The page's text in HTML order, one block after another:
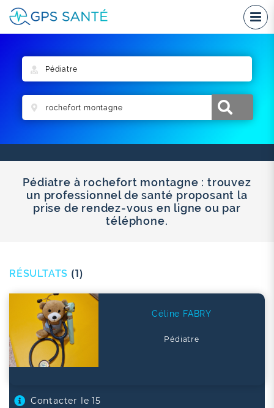
Pédiatre à rochefort montagne : trouvez
un professionnel de santé proposant la
prise de rendez-vous en ligne ou par
téléphone.
RÉSULTATS (1)
Céline FABRY
Pédiatre
Contacter le 15